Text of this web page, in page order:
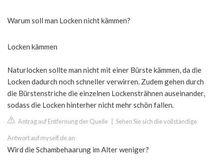
Warum soll man Locken nicht kämmen?
Locken kämmen
Naturlocken sollte man nicht mit einer Bürste kämmen, da die
Locken dadurch noch schneller verwirren. Zudem gehen durch
die Bürstenstriche die einzelnen Lockensträhnen auseinander,
sodass die Locken hinterher nicht mehr schön fallen.
Antrag auf Entfernung der Quelle Sehen Sie sich die vollständige
Antwort auf myself.de an
Wird die Schambehaarung im Alter weniger?